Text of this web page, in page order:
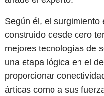
Según él, el surgimiento
construido desde cero
mejores tecnologías de
una etapa lógica en el
proporcionar
árticas como a sus